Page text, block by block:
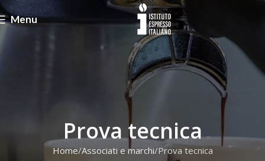
Menu
Prova tecnica
Home Associati e marchi Prova tecnica